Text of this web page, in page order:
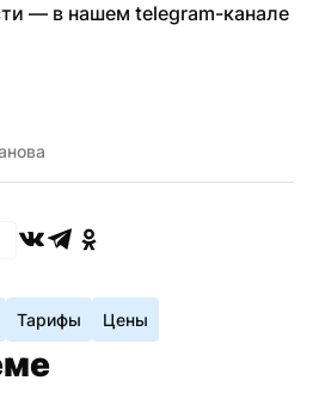
Тарифы Цены